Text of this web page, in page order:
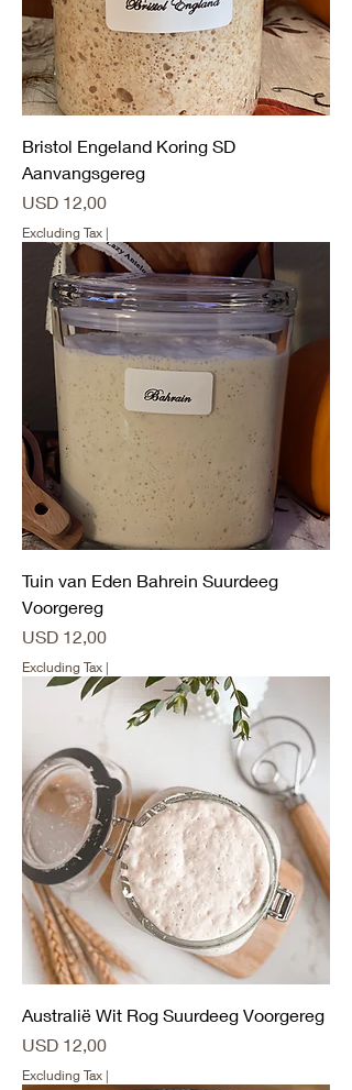
Bristol Engeland Koring SD
Aanvangsgereg
Price
USD 12,00
Excluding Tax |
Tuin van Eden Bahrein Suurdeeg
Voorgereg
Price
USD 12,00
Excluding Tax |
Australië Wit Rog Suurdeeg Voorgereg
Price
USD 12,00
Excluding Tax |